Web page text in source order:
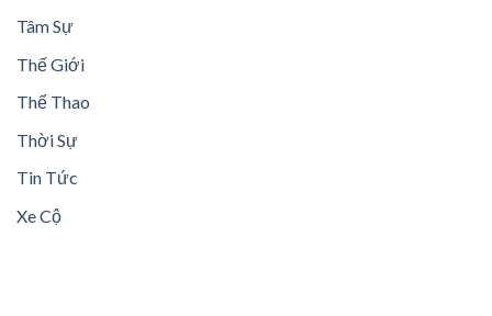
Tâm Sự
Thế Giới
Thể Thao
Thời Sự
Tin Tức
Xe Cộ